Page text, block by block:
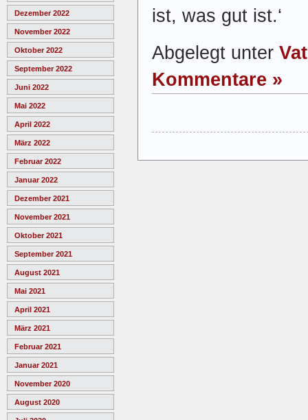
Dezember 2022
November 2022
Oktober 2022
September 2022
Juni 2022
Mai 2022
April 2022
März 2022
Februar 2022
Januar 2022
Dezember 2021
November 2021
Oktober 2021
September 2021
August 2021
Mai 2021
April 2021
März 2021
Februar 2021
Januar 2021
November 2020
August 2020
ist, was gut ist.‘
Abgelegt unter
Kommentare »